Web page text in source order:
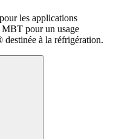
les applications
pour un usage
à la réfrigération.